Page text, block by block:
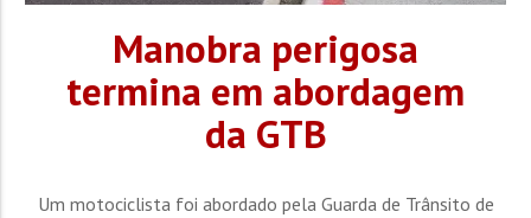
Manobra perigosa
termina em abordagem
da GTB
Um motociclista foi abordado pela Guarda de Trânsito de